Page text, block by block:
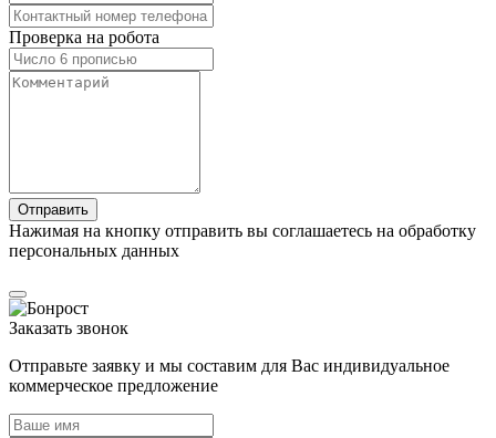
Проверка на робота
Нажимая на кнопку отправить вы соглашаетесь на обработку
персональных данных
Заказать звонок
Отправьте заявку и мы составим для Вас индивидуальное
коммерческое предложение